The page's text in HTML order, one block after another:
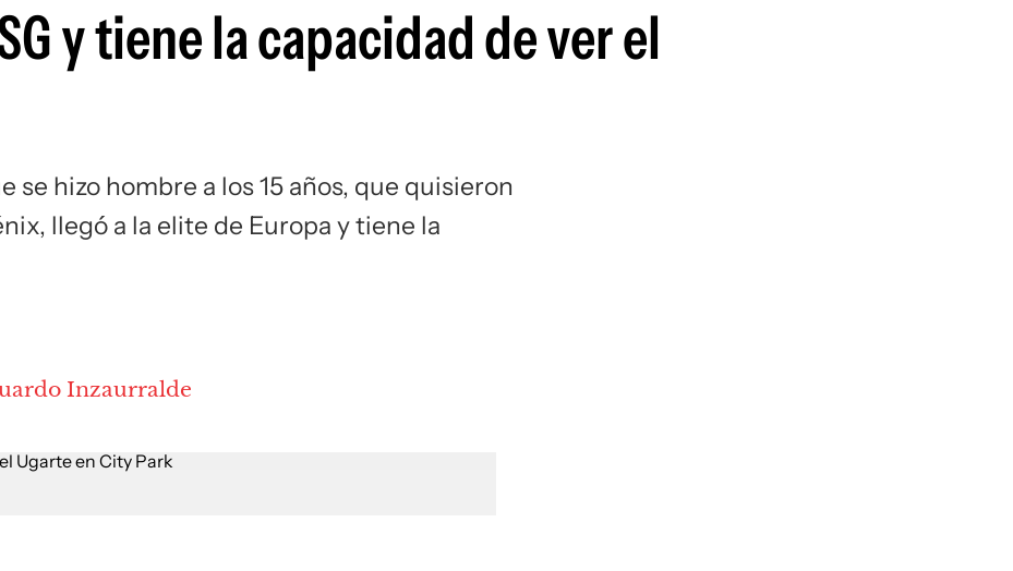
y tiene la capacidad de ver el
se hizo hombre a los 15 años, que quisieron
llegó a la elite de Europa y tiene la
Inzaurralde